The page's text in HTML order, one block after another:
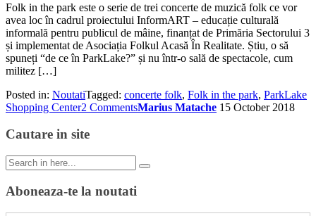
Folk in the park este o serie de trei concerte de muzică folk ce vor
avea loc în cadrul proiectului InformART – educație culturală
informală pentru publicul de mâine, finanțat de Primăria Sectorului 3
și implementat de Asociația Folkul Acasă În Realitate. Știu, o să
spuneți “de ce în ParkLake?” și nu într-o sală de spectacole, cum
militez […]
Posted in: NoutatiTagged: concerte folk, Folk in the park, ParkLake
Shopping Center2 CommentsMarius Matache 15 October 2018
Cautare in site
Search
for:
Aboneaza-te la noutati